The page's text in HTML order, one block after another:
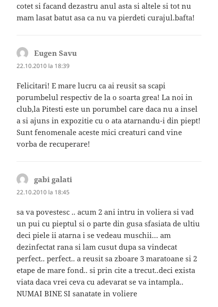
cotet si facand dezastru anul asta si altele si tot nu
mam lasat batut asa ca nu va pierdeti curajul.bafta!
Eugen Savu
22.10.2010 la 18:39
Felicitari! E mare lucru ca ai reusit sa scapi
porumbelul respectiv de la o soarta grea! La noi in
club,la Pitesti este un porumbel care daca nu a insel
a si ajuns in expozitie cu o ata atarnandu-i din piept!
Sunt fenomenale aceste mici creaturi cand vine
vorba de recuperare!
gabi galati
22.10.2010 la 18:45
sa va povestesc .. acum 2 ani intru in voliera si vad
un pui cu pieptul si o parte din gusa sfasiata de ultiu
deci piele ii atarna i se vedeau muschii… am
dezinfectat rana si lam cusut dupa sa vindecat
perfect.. perfect.. a reusit sa zboare 3 maratoane si 2
etape de mare fond.. si prin cite a trecut..deci exista
viata daca vrei ceva cu adevarat se va intampla..
NUMAI BINE SI sanatate in voliere